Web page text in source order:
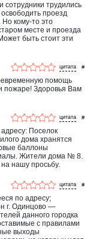
трудились
проезд
кому-то это
месте и проезда
быть стоит эти
#
помощь
пожаре! Здоровья Вам
#
Поселок
дома хранятся
баллоны
Жители дома № 8.
нашу просьбу.
#
по адресу;
г. Одинцово —
данного городка
с правилами
выходы